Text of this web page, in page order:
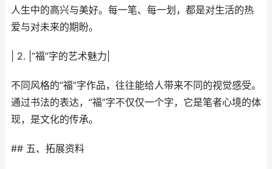
人生中的高兴与美好。每一笔、每一划，都是对生活的热
爱与对未来的期盼。
| 2. |“福”字的艺术魅力|
不同风格的“福”字作品，往往能给人带来不同的视觉感受。
通过书法的表达，“福”字不仅仅一个字，它是笔者心境的体
现，是文化的传承。
## 五、拓展资料